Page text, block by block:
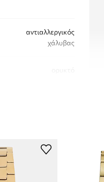
αντιαλλεργικός
χάλυβας